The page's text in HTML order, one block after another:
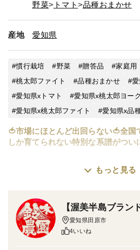
野菜
トマト 品種おまかせ
産地 愛知県
慣行栽培 野菜 贈答品 家庭用
桃太郎ファイト
品種おまかせ
愛知県xトマト
愛知県x桃太郎ヨーク
愛知県x桃太郎ファイト
愛知県x品
🍅市場にほとんど出回らない🍅全国
しか育てられない特別な系譜がつい
※こちらはサンドパルの品種指定【
現在、超希少品種トマトの『潮風
となっております。1年待ち2年待
される事をおススメします。上限
もっと見る
【渥美半島ブラン
愛知県田原市
4いいね